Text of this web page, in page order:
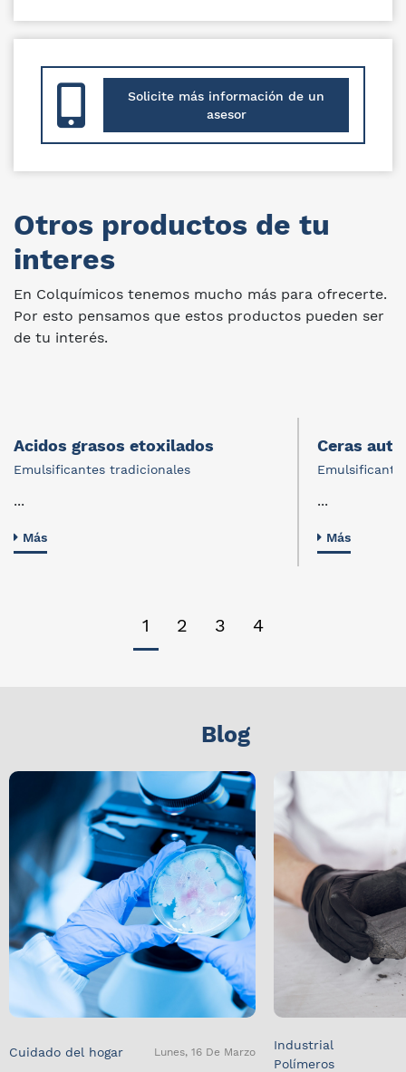
Solicite más información de un
asesor
Otros productos de tu
interes
En Colquímicos tenemos mucho más para ofrecerte.
Por esto pensamos que estos productos pueden ser
de tu interés.
Acidos grasos etoxilados
Emulsificantes tradicionales
...
Más
Ceras
...
Más
1 2 3 4
Blog
Cuidado del hogar Lunes, 16 De Marzo
Industrial
Polímeros